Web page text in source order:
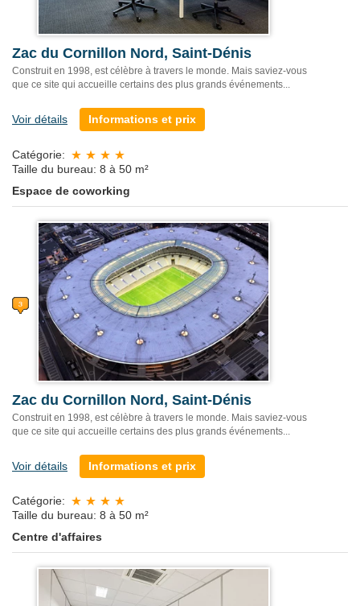
Zac du Cornillon Nord, Saint-Dénis
Construit en 1998, est célèbre à travers le monde. Mais saviez-vous
que ce site qui accueille certains des plus grands événements...
Voir détails Informations et prix
Catégorie:
Taille du bureau: 8 à 50 m²
Espace de coworking
Zac du Cornillon Nord, Saint-Dénis
Construit en 1998, est célèbre à travers le monde. Mais saviez-vous
que ce site qui accueille certains des plus grands événements...
Voir détails Informations et prix
Catégorie:
Taille du bureau: 8 à 50 m²
Centre d'affaires